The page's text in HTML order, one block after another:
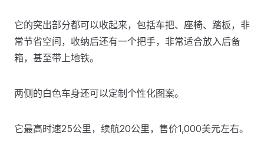
它的突出部分都可以收起来，包括车把、座椅、踏板，非
常节省空间，收纳后还有一个把手，非常适合放入后备
箱，甚至带上地铁。
两侧的白色车身还可以定制个性化图案。
它最高时速25公里，续航20公里，售价1,000美元左右。